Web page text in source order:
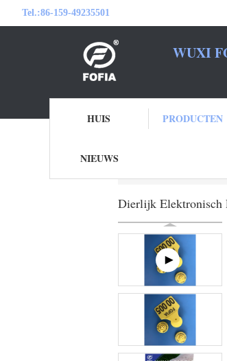
Tel.:86-159-49235501
WUXI
HUIS PRODUCTEN
NIEUWS
Dierlijk Elektronisch